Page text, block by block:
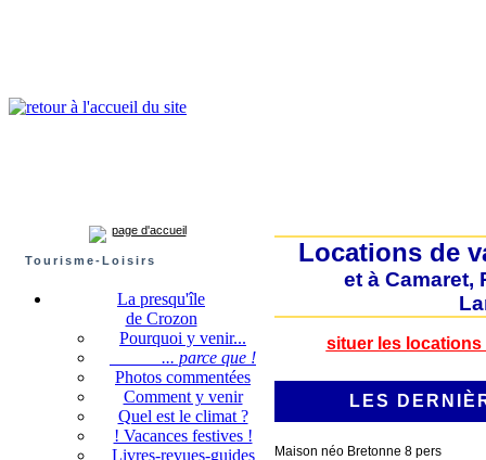
page d'accueil
Tourisme-Loisirs
La presqu'île
de Crozon
Pourquoi y venir...
... parce que !
Photos commentées
Comment y venir
Quel est le climat ?
! Vacances festives !
Livres-revues-guides
Locations de
et à Camaret,
situer les locations
LES
Maison néo Bretonne 8 pers